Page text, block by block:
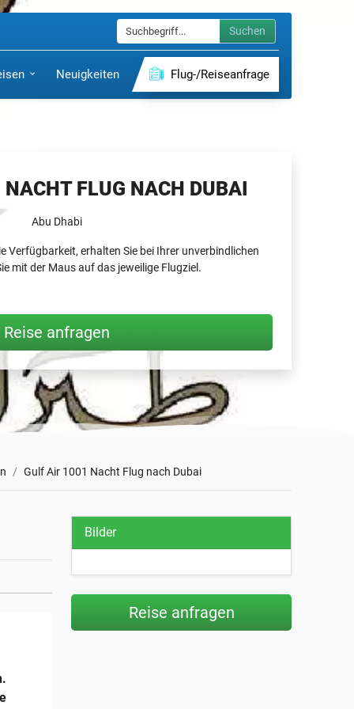
Suchen
Neuigkeiten Flug-/Reiseanfrage
FLUG NACH DUBAI
Abu Dhabi
Verfügbarkeit, erhalten Sie bei Ihrer unverbindlichen
mit der Maus auf das jeweilige Flugziel.
Reise anfragen
Gulf Air 1001 Nacht Flug nach Dubai
Bilder
Reise anfragen